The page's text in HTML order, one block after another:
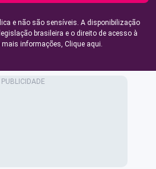
e não são sensíveis. A disponibilização
brasileira e o direito de acesso à
informações, Clique aqui.